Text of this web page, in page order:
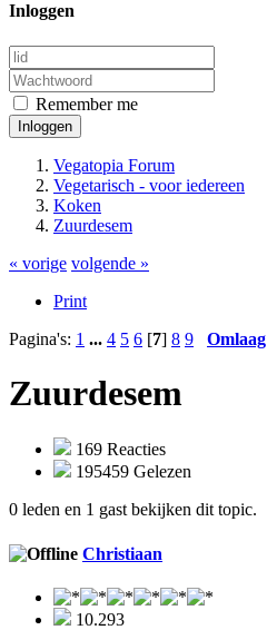
Inloggen
Remember me
Inloggen
Vegatopia Forum
Vegetarisch - voor iedereen
Koken
Zuurdesem
« vorige volgende »
Print
Pagina's: 1 ... 4 5 6 [7] 8 9 Omlaag
Zuurdesem
169 Reacties
195459 Gelezen
0 leden en 1 gast bekijken dit topic.
Christiaan
10.293